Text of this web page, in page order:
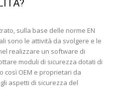
sulla base delle norme EN
sono le attività da svolgere e le
realizzare un software di
moduli di sicurezza dotati di
così OEM e proprietari da
aspetti di sicurezza del